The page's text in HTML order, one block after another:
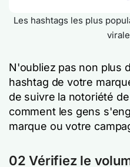
Les hashtags les plus
N'oubliez pas non plus
hashtag de votre
de suivre la notoriété
comment les gens
marque ou votre
02 Vérifiez le